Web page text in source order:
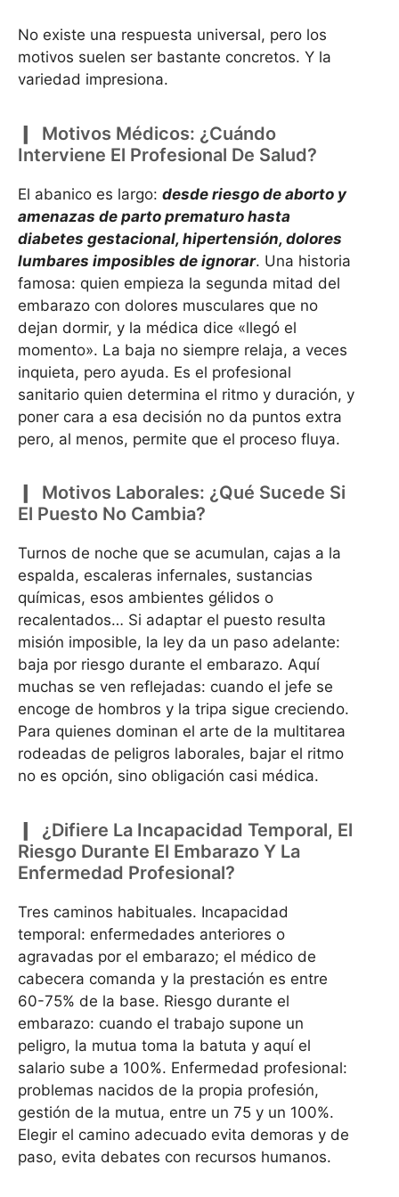
No existe una respuesta universal, pero los
motivos suelen ser bastante concretos. Y la
variedad impresiona.
Motivos Médicos: ¿Cuándo
Interviene El Profesional De Salud?
El abanico es largo: desde riesgo de aborto y
amenazas de parto prematuro hasta
diabetes gestacional, hipertensión, dolores
lumbares imposibles de ignorar. Una historia
famosa: quien empieza la segunda mitad del
embarazo con dolores musculares que no
dejan dormir, y la médica dice «llegó el
momento». La baja no siempre relaja, a veces
inquieta, pero ayuda. Es el profesional
sanitario quien determina el ritmo y duración, y
poner cara a esa decisión no da puntos extra
pero, al menos, permite que el proceso fluya.
Motivos Laborales: ¿Qué Sucede Si
El Puesto No Cambia?
Turnos de noche que se acumulan, cajas a la
espalda, escaleras infernales, sustancias
químicas, esos ambientes gélidos o
recalentados… Si adaptar el puesto resulta
misión imposible, la ley da un paso adelante:
baja por riesgo durante el embarazo. Aquí
muchas se ven reflejadas: cuando el jefe se
encoge de hombros y la tripa sigue creciendo.
Para quienes dominan el arte de la multitarea
rodeadas de peligros laborales, bajar el ritmo
no es opción, sino obligación casi médica.
¿Difiere La Incapacidad Temporal, El
Riesgo Durante El Embarazo Y La
Enfermedad Profesional?
Tres caminos habituales. Incapacidad
temporal: enfermedades anteriores o
agravadas por el embarazo; el médico de
cabecera comanda y la prestación es entre
60-75% de la base. Riesgo durante el
embarazo: cuando el trabajo supone un
peligro, la mutua toma la batuta y aquí el
salario sube a 100%. Enfermedad profesional:
problemas nacidos de la propia profesión,
gestión de la mutua, entre un 75 y un 100%.
Elegir el camino adecuado evita demoras y de
paso, evita debates con recursos humanos.